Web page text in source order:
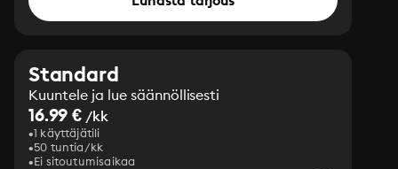
Standard
Kuuntele ja lue säännöllisesti
16.99 € /kk
1 käyttäjätili
50 tuntia/kk
Ei sitoutumisaikaa